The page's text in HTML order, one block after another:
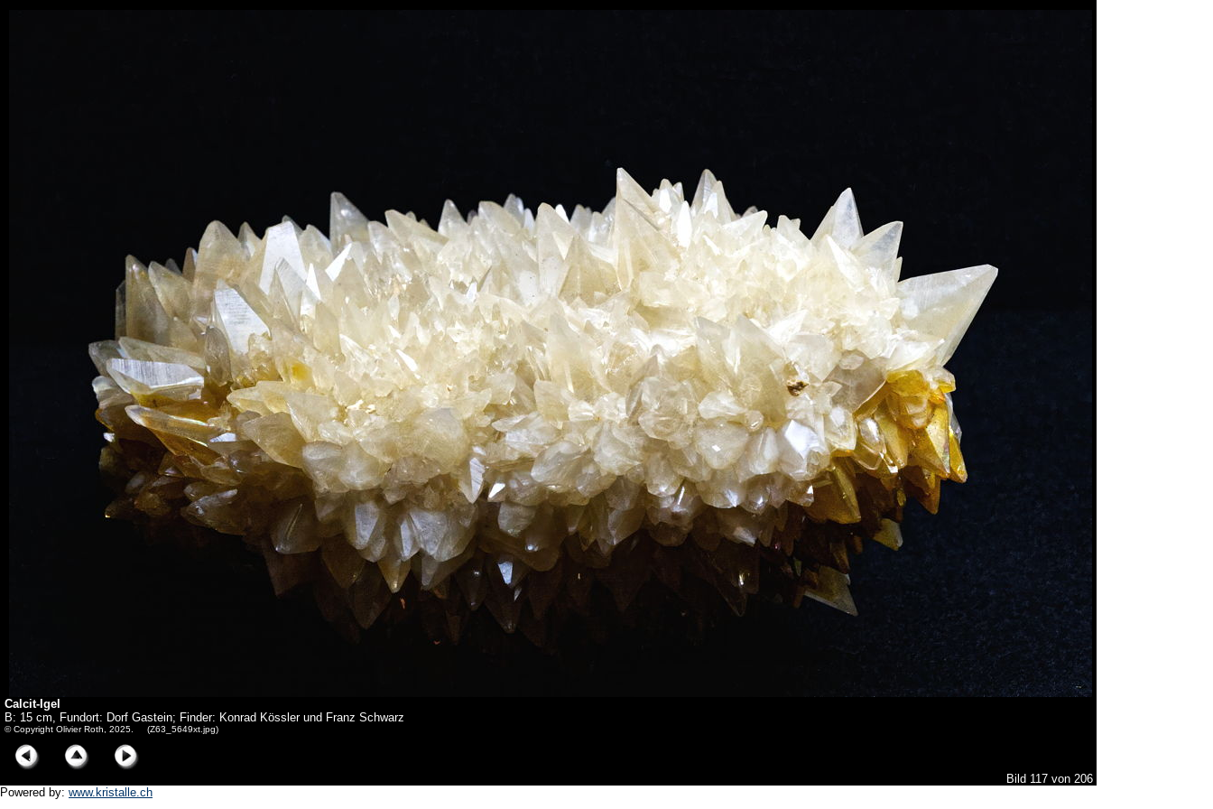
Calcit-Igel
B: 15 cm, Fundort: Dorf Gastein; Finder: Konrad Kössler und Franz Schwarz
© Copyright Olivier Roth, 2025. (Z63_5649xt.jpg)
Bild 117 von 206
Powered by: www.kristalle.ch